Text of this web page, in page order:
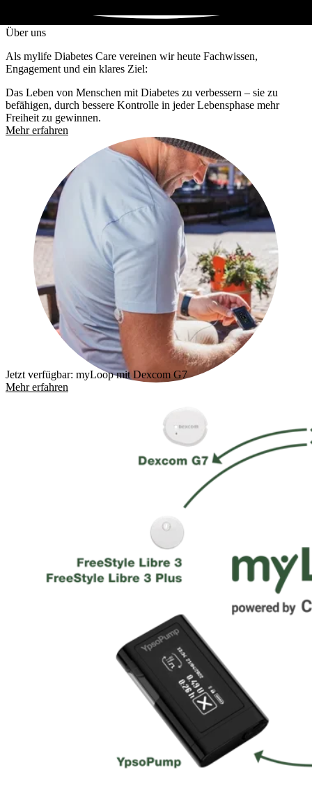
Über uns
Als mylife Diabetes Care vereinen wir heute Fachwissen,
Engagement und ein klares Ziel:
Das Leben von Menschen mit Diabetes zu verbessern – sie zu
befähigen, durch bessere Kontrolle in jeder Lebensphase mehr
Freiheit zu gewinnen.
Mehr erfahren
Jetzt verfügbar: myLoop mit Dexcom G7
Mehr erfahren